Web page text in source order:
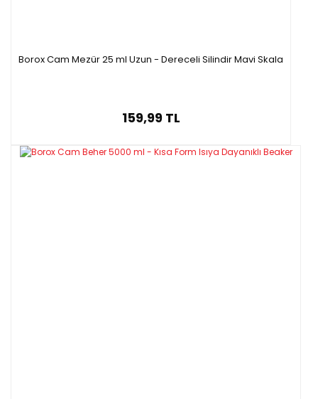
Borox Cam Mezür 25 ml Uzun - Dereceli Silindir Mavi Skala
159,99 TL